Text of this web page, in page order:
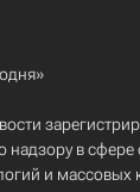
надзору в сфере
и массовых